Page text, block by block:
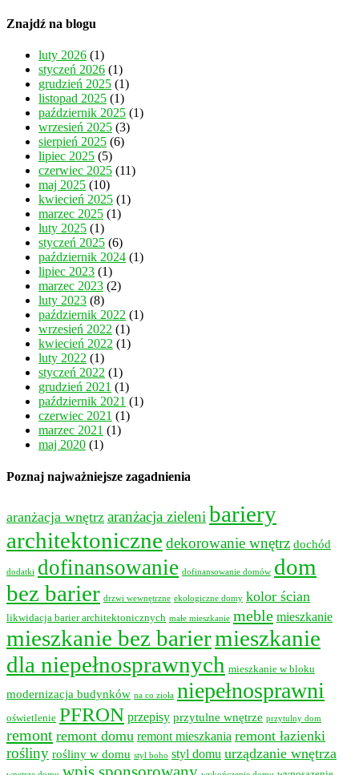
Znajdź na blogu
luty 2026 (1)
styczeń 2026 (1)
grudzień 2025 (1)
listopad 2025 (1)
październik 2025 (1)
wrzesień 2025 (3)
sierpień 2025 (6)
lipiec 2025 (5)
czerwiec 2025 (11)
maj 2025 (10)
kwiecień 2025 (1)
marzec 2025 (1)
luty 2025 (1)
styczeń 2025 (6)
październik 2024 (1)
lipiec 2023 (1)
marzec 2023 (2)
luty 2023 (8)
październik 2022 (1)
wrzesień 2022 (1)
kwiecień 2022 (1)
luty 2022 (1)
styczeń 2022 (1)
grudzień 2021 (1)
październik 2021 (1)
czerwiec 2021 (1)
marzec 2021 (1)
maj 2020 (1)
Poznaj najważniejsze zagadnienia
aranżacja wnętrz aranżacja zieleni bariery
architektoniczne dekorowanie wnętrz dochód
dodatki dofinansowanie dofinansowanie domów dom
bez barier drzwi wewnętrzne ekologiczne domy kolor ścian
likwidacja barier architektonicznych małe mieszkanie meble mieszkanie
mieszkanie bez bariermieszkanie
dla niepełnosprawnych mieszkanie w bloku
modernizacja budynków na co zioła niepełnosprawni
oświetlenie PFRON przepisy przytulne wnętrze przytulny dom
remont remont domu remont mieszkania remont łazienki
rośliny rośliny w domu styl boho styl domu urządzanie wnętrza